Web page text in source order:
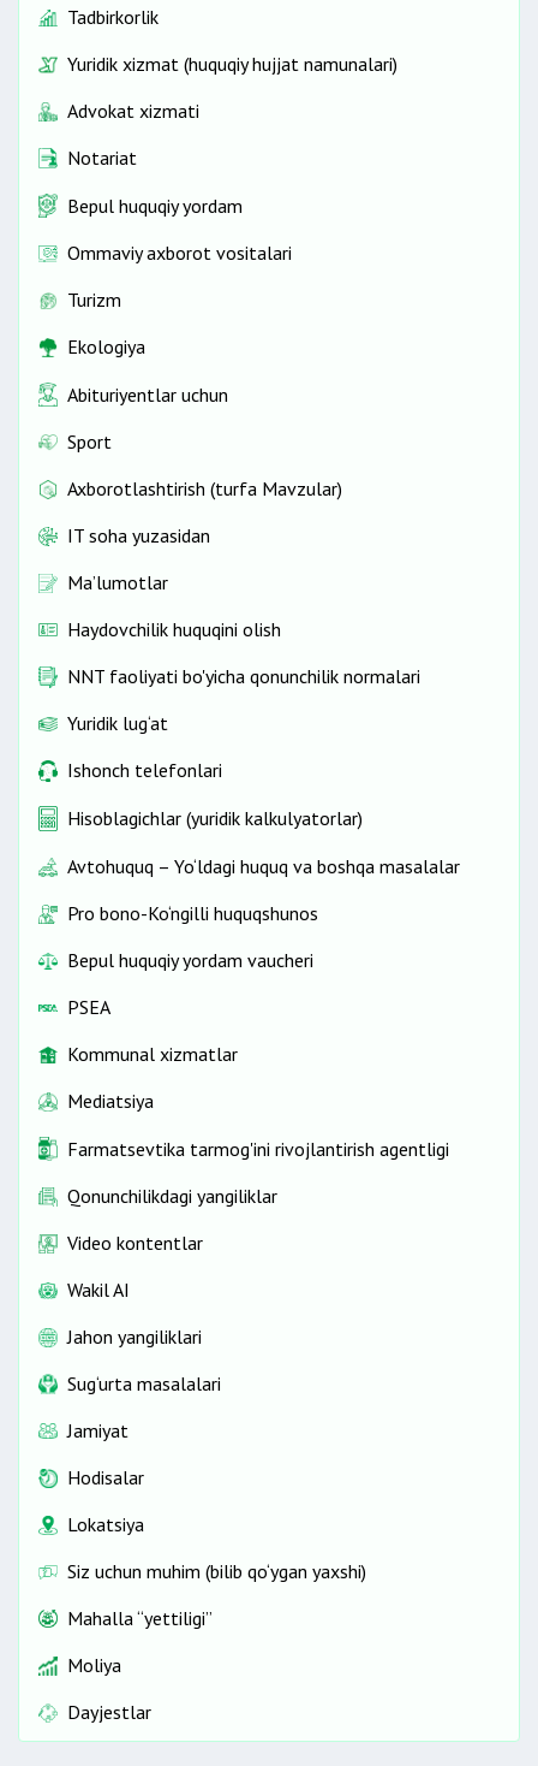
Tadbirkorlik
Yuridik xizmat (huquqiy hujjat namunalari)
Advokat xizmati
Notariat
Bepul huquqiy yordam
Ommaviy axborot vositalari
Turizm
Ekologiya
Abituriyentlar uchun
Sport
Axborotlashtirish (turfa Mavzular)
IT soha yuzasidan
Ma’lumotlar
Haydovchilik huquqini olish
NNT faoliyati bo'yicha qonunchilik normalari
Yuridik lug‘at
Ishonch telefonlari
Hisoblagichlar (yuridik kalkulyatorlar)
Avtohuquq – Yo‘ldagi huquq va boshqa masalalar
Pro bono-Ko‘ngilli huquqshunos
Bepul huquqiy yordam vaucheri
PSEA
Kommunal xizmatlar
Mediatsiya
Farmatsevtika tarmog'ini rivojlantirish agentligi
Qonunchilikdagi yangiliklar
Video kontentlar
Wakil AI
Jahon yangiliklari
Sug‘urta masalalari
Jamiyat
Hodisalar
Lokatsiya
Siz uchun muhim (bilib qo‘ygan yaxshi)
Mahalla “yettiligi”
Moliya
Dayjestlar